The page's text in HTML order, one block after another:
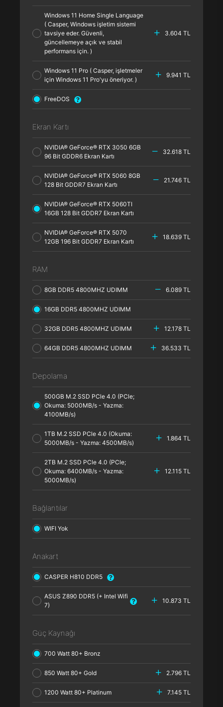
Windows 11 Home Single Language
( Casper, Windows işletim sistemi
tavsiye eder. Güvenli,
güncellemeye açık ve stabil
performans için. )
3.604 TL
Windows 11 Pro ( Casper, işletmeler
için Windows 11 Pro'yu öneriyor. )
9.941 TL
FreeDOS
Ekran Kartı
NVIDIA® GeForce® RTX 3050 6GB
96 Bit GDDR6 Ekran Kartı
32.618 TL
NVIDIA® GeForce® RTX 5060 8GB
128 Bit GDDR7 Ekran Kartı
21.746 TL
NVIDIA® GeForce® RTX 5060TI
16GB 128 Bit GDDR7 Ekran Kartı
NVIDIA® GeForce® RTX 5070
12GB 196 Bit GDDR7 Ekran Kartı
18.639 TL
RAM
8GB DDR5 4800MHZ UDIMM 6.089 TL
16GB DDR5 4800MHZ UDIMM
32GB DDR5 4800MHZ UDIMM 12.178 TL
64GB DDR5 4800MHZ UDIMM 36.533 TL
Depolama
500GB M.2 SSD PCle 4.0 (PCle;
Okuma: 5000MB/s - Yazma:
4100MB/s)
1TB M.2 SSD PCle 4.0 (Okuma:
5000MB/s - Yazma: 4500MB/s)
1.864 TL
2TB M.2 SSD PCle 4.0 (PCle;
Okuma: 6400MB/s - Yazma:
5000MB/s)
12.115 TL
Bağlantılar
WIFI Yok
Anakart
CASPER H810 DDR5
ASUS Z890 DDR5 (+ Intel Wifi
7)
10.873 TL
Güç Kaynağı
700 Watt 80+ Bronz
850 Watt 80+ Gold 2.796 TL
1200 Watt 80+ Platinum 7.145 TL